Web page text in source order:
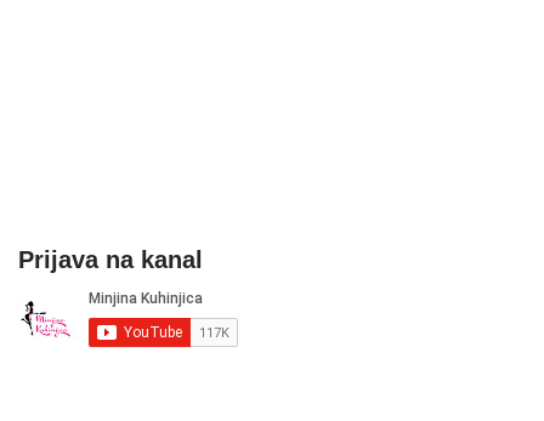
Prijava na kanal